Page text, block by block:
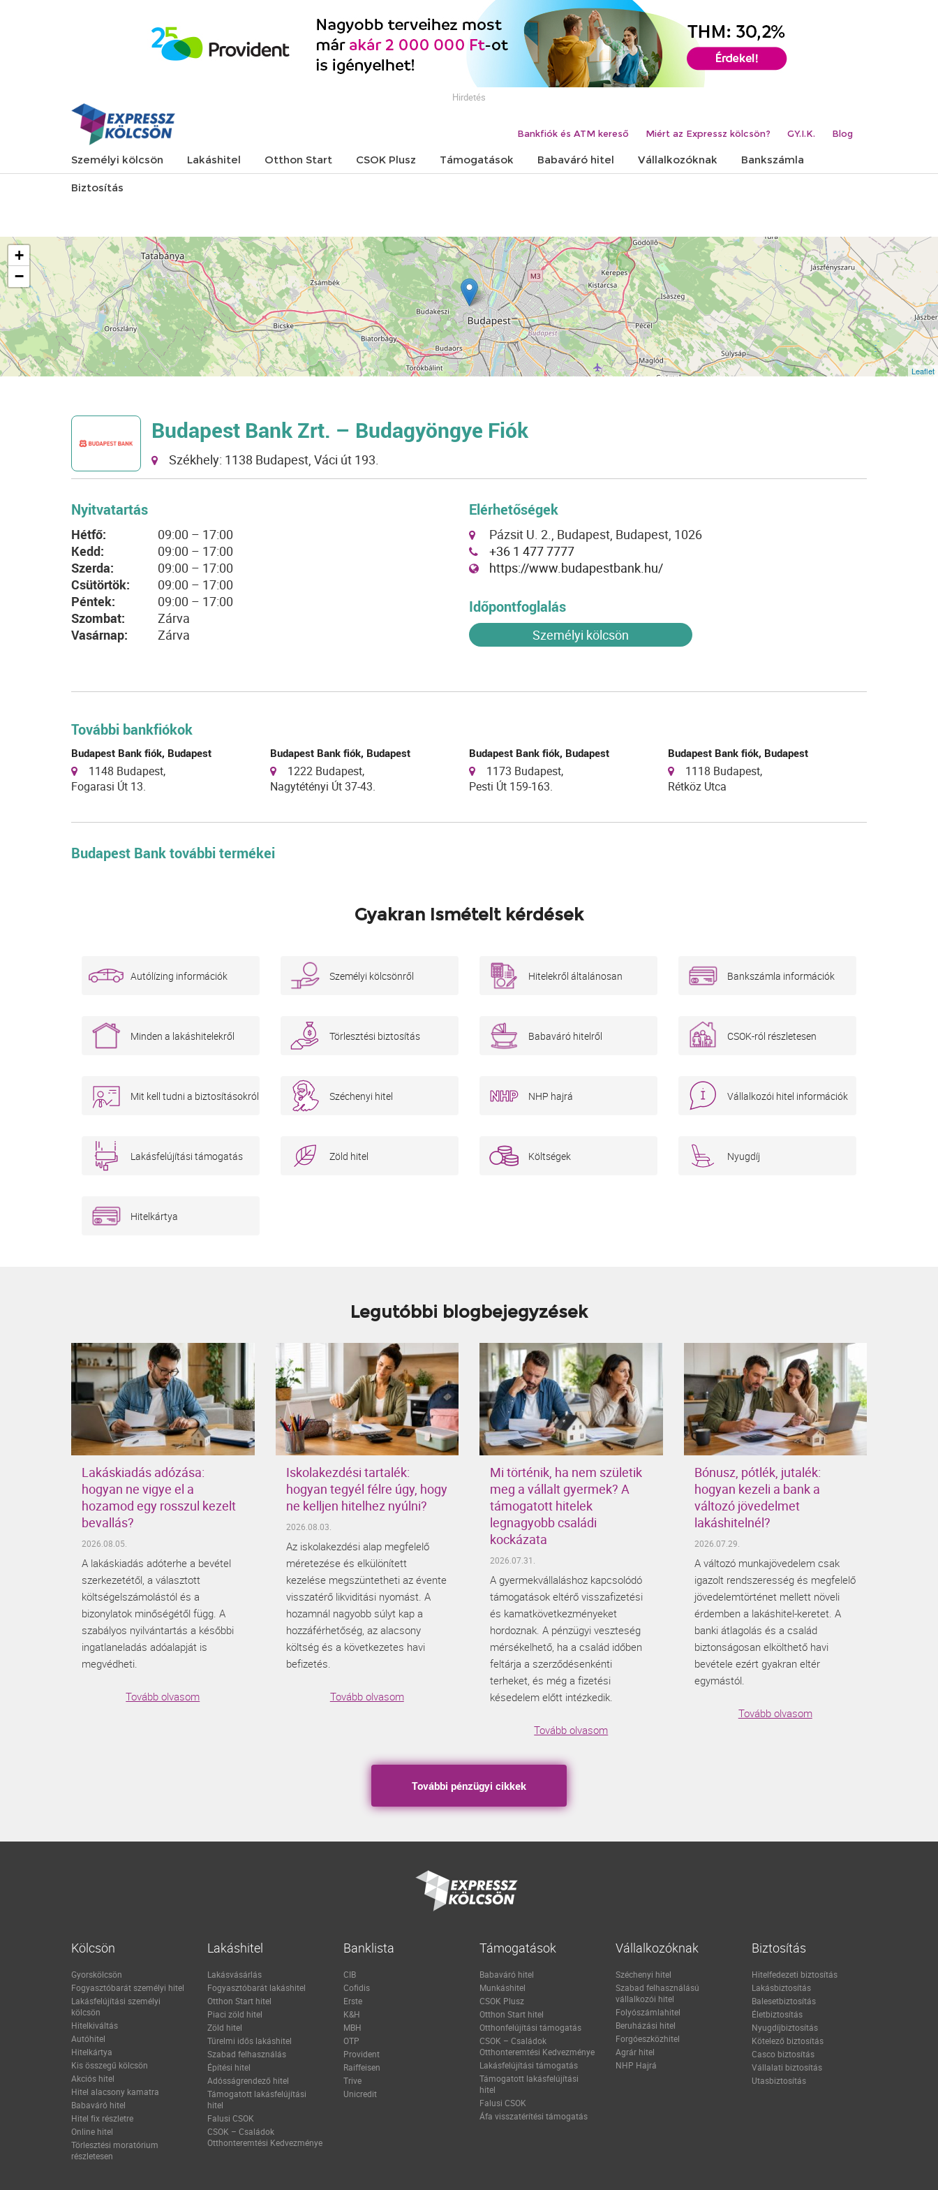
Hirdetés
Bankfiók és ATM kereső Miért az Expressz kölcsön? GY.I.K. Blog
Személyi kölcsön Lakáshitel Otthon Start CSOK Plusz Támogatások Babaváró hitel Vállalkozóknak Bankszámla
Biztosítás
+
−
Leaflet
Budapest Bank Zrt. – Budagyöngye Fiók
Székhely: 1138 Budapest, Váci út 193.
Nyitvatartás
Hétfő:
09:00 – 17:00
Kedd:
09:00 – 17:00
Szerda:
09:00 – 17:00
Csütörtök:
09:00 – 17:00
Péntek:
09:00 – 17:00
Szombat:
Zárva
Vasárnap:
Zárva
Elérhetőségek
Pázsit U. 2., Budapest, Budapest, 1026
+36 1 477 7777
https://www.budapestbank.hu/
Időpontfoglalás
Személyi kölcsön
További bankfiókok
Budapest Bank fiók, Budapest
1148 Budapest,
Fogarasi Út 13.
Budapest Bank fiók, Budapest
1222 Budapest,
Nagytétényi Út 37-43.
Budapest Bank fiók, Budapest
1173 Budapest,
Pesti Út 159-163.
Budapest Bank fiók, Budapest
1118 Budapest,
Rétköz Utca
Budapest Bank további termékei
Gyakran Ismételt kérdések
Autólízing információk Személyi kölcsönről Hitelekről általánosan Bankszámla információk
Minden a lakáshitelekről Törlesztési biztosítás Babaváró hitelről CSOK-ról részletesen
Mit kell tudni a biztosításokról Széchenyi hitel NHP hajrá Vállalkozói hitel információk
Lakásfelújítási támogatás Zöld hitel Költségek Nyugdíj
Hitelkártya
Legutóbbi blogbejegyzések
Lakáskiadás adózása:
hogyan ne vigye el a
hozamod egy rosszul kezelt
bevallás?
2026.08.05.
A lakáskiadás adóterhe a bevétel
szerkezetétől, a választott
költségelszámolástól és a
bizonylatok minőségétől függ. A
szabályos nyilvántartás a későbbi
ingatlaneladás adóalapját is
megvédheti.
Tovább olvasom
Iskolakezdési tartalék:
hogyan tegyél félre úgy, hogy
ne kelljen hitelhez nyúlni?
2026.08.03.
Az iskolakezdési alap megfelelő
méretezése és elkülönített
kezelése megszüntetheti az évente
visszatérő likviditási nyomást. A
hozamnál nagyobb súlyt kap a
hozzáférhetőség, az alacsony
költség és a következetes havi
befizetés.
Tovább olvasom
Mi történik, ha nem születik
meg a vállalt gyermek? A
támogatott hitelek
legnagyobb családi
kockázata
2026.07.31.
A gyermekvállaláshoz kapcsolódó
támogatások eltérő visszafizetési
és kamatkövetkezményeket
hordoznak. A pénzügyi veszteség
mérsékelhető, ha a család időben
feltárja a szerződésenkénti
terheket, és még a fizetési
késedelem előtt intézkedik.
Tovább olvasom
Bónusz, pótlék, jutalék:
hogyan kezeli a bank a
változó jövedelmet
lakáshitelnél?
2026.07.29.
A változó munkajövedelem csak
igazolt rendszeresség és megfelelő
jövedelemtörténet mellett növeli
érdemben a lakáshitel-keretet. A
banki átlagolás és a család
biztonságosan elkölthető havi
bevétele ezért gyakran eltér
egymástól.
Tovább olvasom
További pénzügyi cikkek
Kölcsön
Gyorskölcsön
Fogyasztóbarát személyi hitel
Lakásfelújítási személyi
kölcsön
Hitelkiváltás
Autóhitel
Hitelkártya
Kis összegű kölcsön
Akciós hitel
Hitel alacsony kamatra
Babaváró hitel
Hitel fix részletre
Online hitel
Törlesztési moratórium
részletesen
Lakáshitel
Lakásvásárlás
Fogyasztóbarát lakáshitel
Otthon Start hitel
Piaci zöld hitel
Zöld hitel
Türelmi idős lakáshitel
Szabad felhasználás
Építési hitel
Adósságrendező hitel
Támogatott lakásfelújítási
hitel
Falusi CSOK
CSOK – Családok
Otthonteremtési Kedvezménye
Banklista
CIB
Cofidis
Erste
K&H
MBH
OTP
Provident
Raiffeisen
Trive
Unicredit
Támogatások
Babaváró hitel
Munkáshitel
CSOK Plusz
Otthon Start hitel
Otthonfelújítási támogatás
CSOK – Családok
Otthonteremtési Kedvezménye
Lakásfelújítási támogatás
Támogatott lakásfelújítási
hitel
Falusi CSOK
Áfa visszatérítési támogatás
Vállalkozóknak
Széchenyi hitel
Szabad felhasználású
vállalkozói hitel
Folyószámlahitel
Beruházási hitel
Forgóeszközhitel
Agrár hitel
NHP Hajrá
Biztosítás
Hitelfedezeti biztosítás
Lakásbiztosítás
Balesetbiztosítás
Életbiztosítás
Nyugdíjbiztosítás
Kötelező biztosítás
Casco biztosítás
Vállalati biztosítás
Utasbiztosítás